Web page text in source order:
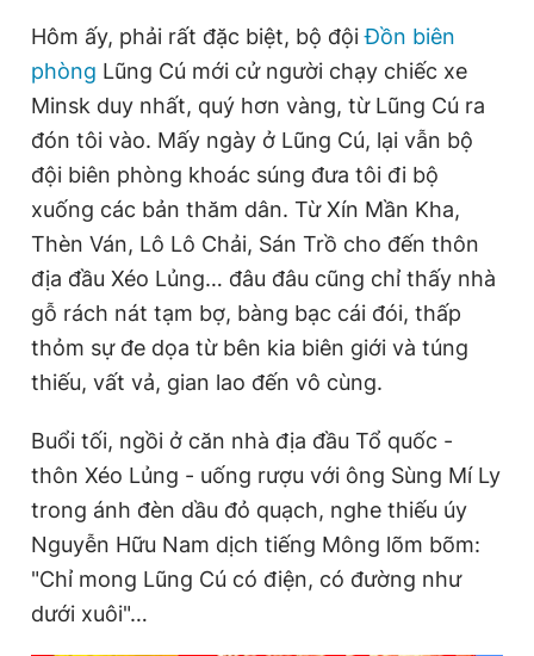
Hôm ấy, phải rất đặc biệt, bộ độiĐồn biên
phòng Lũng Cú mới cử người chạy chiếc xe
Minsk duy nhất, quý hơn vàng, từ Lũng Cú ra
đón tôi vào. Mấy ngày ở Lũng Cú, lại vẫn bộ
đội biên phòng khoác súng đưa tôi đi bộ
xuống các bản thăm dân. Từ Xín Mần Kha,
Thèn Ván, Lô Lô Chải, Sán Trồ cho đến thôn
địa đầu Xéo Lủng… đâu đâu cũng chỉ thấy nhà
gỗ rách nát tạm bợ, bàng bạc cái đói, thấp
thỏm sự đe dọa từ bên kia biên giới và túng
thiếu, vất vả, gian lao đến vô cùng.
Buổi tối, ngồi ở căn nhà địa đầu Tổ quốc -
thôn Xéo Lủng - uống rượu với ông Sùng Mí Ly
trong ánh đèn dầu đỏ quạch, nghe thiếu úy
Nguyễn Hữu Nam dịch tiếng Mông lõm bõm:
"Chỉ mong Lũng Cú có điện, có đường như
dưới xuôi"…